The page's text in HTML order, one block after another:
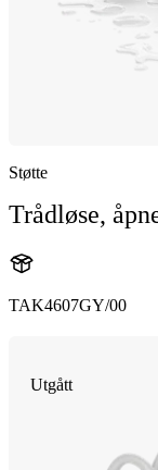
Støtte
Trådløse,
TAK4607GY/00
Utgått